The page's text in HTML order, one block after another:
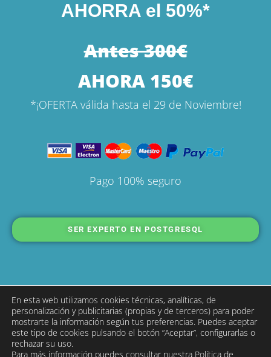
AHORRA el 50%*
Antes 300€
AHORA 150€
*¡OFERTA válida hasta el 29 de Noviembre!
Pago 100% seguro
SER EXPERTO EN POSTGRESQL
En esta web utilizamos cookies técnicas, analíticas, de
personalización y publicitarias (propias y de terceros) para poder
mostrarte la información según tus preferencias. Puedes aceptar
este tipo de cookies pulsando el botón “Aceptar”, configurarlas o
rechazar su uso.
Para más información puedes consultar nuestra Política de